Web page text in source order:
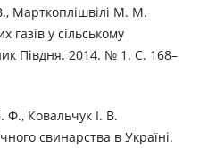
Марткоплішвілі М. М.
газів у сільському
Півдня. 2014. № 1. С. 168–
Ковальчук І. В.
свинарства в Україні.